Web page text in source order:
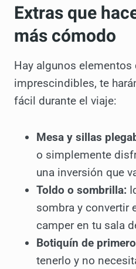
Extras que
más cómodo
Hay algunos elementos
imprescindibles, te
fácil durante el viaje:
Mesa y sillas
o simplemente
una inversión que
Toldo o sombrilla:
sombra y convertir
camper en tu sala
Botiquín de
tenerlo y no